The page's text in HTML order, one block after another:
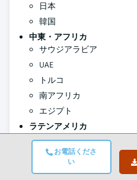
お電話くださ
い
日本
韓国
中東・アフリカ
サウジアラビア
UAE
トルコ
南アフリカ
エジプト
ラテンアメリカ
ブラジル
アルゼンチン